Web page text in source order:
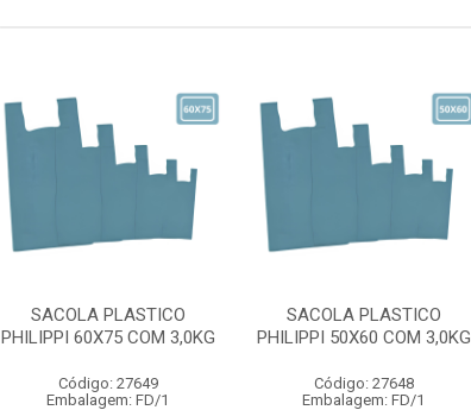
SACOLA PLASTICO
PHILIPPI 60X75 COM 3,0KG
Código: 27649
Embalagem: FD/1
SACOLA PLASTICO
PHILIPPI 50X60 COM 3,0KG
Código: 27648
Embalagem: FD/1